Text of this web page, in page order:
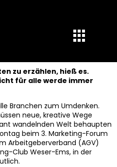
zu erzählen, hieß es.
für alle werde immer
Branchen zum Umdenken.
neue, kreative Wege
wandelnden Welt behaupten
beim 3. Marketing-Forum
Arbeitgeberverband (AGV)
Club Weser-Ems, in der